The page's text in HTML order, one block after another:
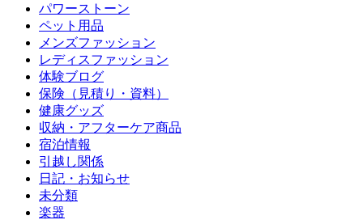
パワーストーン
ペット用品
メンズファッション
レディスファッション
体験ブログ
保険（見積り・資料）
健康グッズ
収納・アフターケア商品
宿泊情報
引越し関係
日記・お知らせ
未分類
楽器